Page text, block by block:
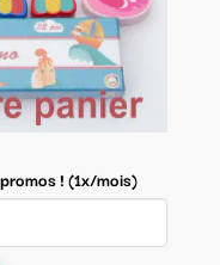
! (1x/mois)